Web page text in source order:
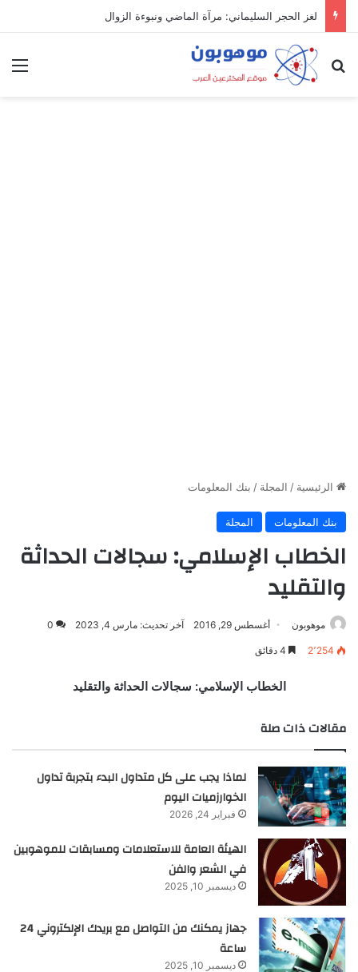
لغز الحجر السليماني: مرآة الماضي ونبوءة الزوال
بحث عن
الرئيسية / المجلة / بنك المعلومات
بنك المعلومات المجلة
الخطاب الإسلامي: سجالات الحداثة
والتقليد
موهوبون أغسطس 29, 2016 آخر تحديث: مارس 4, 2023 0
2٬254
الخطاب الإسلامي: سجالات الحداثة والتقليد
مقالات ذات صلة
لماذا يجب على كل متداول البدء بتجربة تداول
الخوارزميات اليوم
فبراير 24, 2026
الهيئة العامة للاستعلامات ومسابقات للموهوبين
في الشعر والفن
ديسمبر 10, 2025
جهاز يمكنك من التواصل مع بريدك الإلكتروني 24
ساعة
ديسمبر 10, 2025